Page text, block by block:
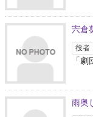
宍倉
役者
「
雨奥